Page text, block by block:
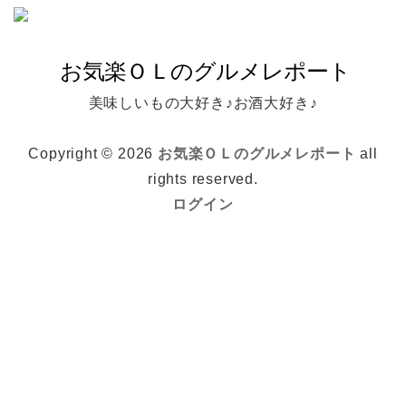
美味しいもの大好き♪お酒大好き♪
Copyright © 2026 お気楽ＯＬのグルメレポート all
rights reserved.
ログイン